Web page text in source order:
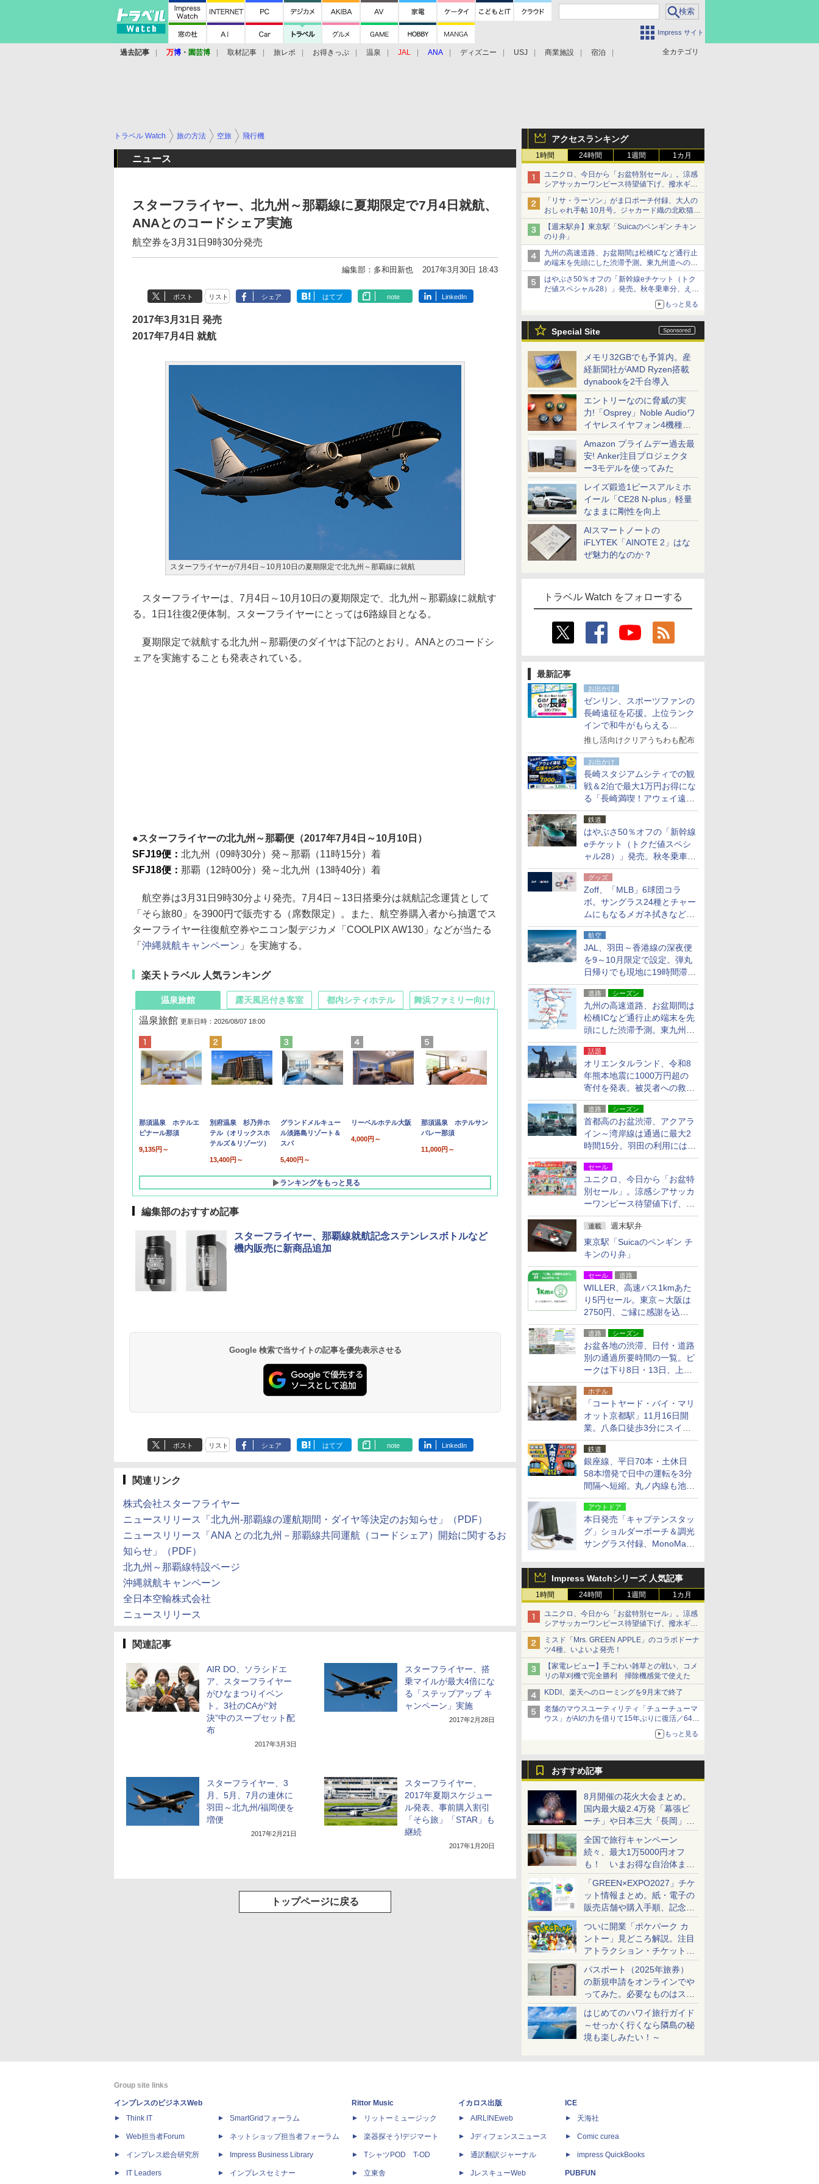
Impress サイト
全カテゴリ
過去記事 万博 ・ 園芸博 取材記事 旅レポ お得きっぷ 温泉 JAL ANA ディズニー USJ 商業施設 宿泊
アクセスランキング
1時間 24時間 1週間 1カ月
ユニクロ、今日から「お盆特別セール」。涼感
シアサッカーワンピース待望値下げ、撥水ギア
ショーツは1990円に
「リサ・ラーソン」がま口ポーチ付録、大人の
おしゃれ手帖 10月号。ジャカード織の北欧猫デ
ザイン
【週末駅弁】東京駅「Suicaのペンギン チキン
のり弁」
九州の高速道路、お盆期間は松橋ICなど通行止
め端末を先頭にした渋滞予測。東九州道への迂
回は料金調整を実施
はやぶさ50％オフの「新幹線eチケット（トク
だ値スペシャル28）」発売。秋冬乗車分、えき
もっと見る
Special Site
メモリ32GBでも予算内。産
経新聞社がAMD Ryzen搭載
dynabookを2千台導入
エントリーなのに脅威の実
力!「Osprey」Noble Audioワ
イヤレスイヤフォン4機種を
一気に聴く
Amazon プライムデー過去最
安! Anker注目プロジェクタ
ー3モデルを使ってみた
レイズ鍛造1ピースアルミホ
イール「CE28 N-plus」軽量
なままに剛性を向上
AIスマートノートの
iFLYTEK「AINOTE 2」はな
ぜ魅力的なのか？
トラベル Watch をフォローする
最新記事
お出かけ
ゼンリン、スポーツファンの
長崎遠征を応援。上位ランク
インで和牛がもらえる
「GO！GO！長崎スタンプラ
推し活向けクリアうちわも配布
お出かけ
長崎スタジアムシティでの観
戦＆2泊で最大1万円お得にな
る「長崎満喫！アウェイ遠征
応援キャンペーン」
鉄道
はやぶさ50％オフの「新幹線
eチケット（トクだ値スペシ
ャル28）」発売。秋冬乗車
分、えきねっと限定
グッズ
Zoff、「MLB」6球団コラ
ボ。サングラス24種とチャー
ムにもなるメガネ拭きなど雑
貨24種
航空
JAL、羽田～香港線の深夜便
を9～10月限定で設定。弾丸
日帰りでも現地に19時間滞在
できる
道路 シーズン
九州の高速道路、お盆期間は
松橋ICなど通行止め端末を先
頭にした渋滞予測。東九州道
への迂回は料金調整を実施
話題
オリエンタルランド、令和8
年熊本地震に1000万円超の
寄付を発表。被災者への救援
活動・復旧支援
道路 シーズン
首都高のお盆渋滞、アクアラ
イン～湾岸線は通過に最大2
時間15分。羽田の利用には
「空港西出口」の利用検討を
セール
ユニクロ、今日から「お盆特
別セール」。涼感シアサッカ
ーワンピース待望値下げ、撥
水ギアショーツは1990円に
連載 週末駅弁
東京駅「Suicaのペンギン チ
キンのり弁」
セール 道路
WILLER、高速バス1kmあた
り5円セール。東京～大阪は
2750円、ご縁に感謝を込め
た20周年記念キャンペーン
道路 シーズン
お盆各地の渋滞、日付・道路
別の通過所要時間の一覧。ピ
ークは下り8日・13日、上り
14日・15日
ホテル
「コートヤード・バイ・マリ
オット京都駅」11月16日開
業。八条口徒歩3分にスイー
ト含む全270室、ダイニング
も併設
鉄道
銀座線、平日70本・土休日
58本増発で日中の運転を3分
間隔へ短縮。丸ノ内線も池袋
～中野坂上を4分間隔に
アウトドア
本日発売「キャプテンスタッ
グ」ショルダーポーチ＆調光
サングラス付録、MonoMax
Impress Watchシリーズ 人気記事
1時間 24時間 1週間 1カ月
ユニクロ、今日から「お盆特別セール」。涼感
シアサッカーワンピース待望値下げ、撥水ギア
ショーツは1990円に
ミスド「Mrs. GREEN APPLE」のコラボドーナ
ツ4種、いよいよ発売！
【家電レビュー】手ごわい雑草との戦い、コメ
リの草刈機で完全勝利 掃除機感覚で使えた
KDDI、楽天へのローミングを9月末で終了
老舗のマウスユーティリティ「チューチューマ
ウス」がAIの力を借りて15年ぶりに復活／64bit
化、Windows 10/11、「Chrome」も走り回
る。復活記念で2026年末まで500円
もっと見る
おすすめ記事
8月開催の花火大会まとめ。
国内最大級2.4万発「幕張ビ
ーチ」や日本三大「長岡」な
ど大型イベント目白押し！
全国で旅行キャンペーン
続々、最大1万5000円オフ
も！ いまお得な自治体まと
め
「GREEN×EXPO2027」チケ
ット情報まとめ。紙・電子の
販売店舗や購入手順、記念チ
ケットも解説
ついに開業「ポケパーク カ
ントー」見どころ解説。注目
アトラクション・チケット手
配・来場前に必要な準備は？
パスポート（2025年旅券）
の新規申請をオンラインでや
ってみた。必要なものはスマ
ホとマイナカードのみ
はじめてのハワイ旅行ガイド
～せっかく行くなら隣島の秘
境も楽しみたい！～
トラベル Watch 旅の方法 空旅 飛行機
ニュース
スターフライヤー、北九州～那覇線に夏期限定で7月4日就航、
ANAとのコードシェア実施
航空券を3月31日9時30分発売
編集部：多和田新也 2017年3月30日 18:43
ポスト リスト シェア はてブ note LinkedIn
2017年3月31日 発売
2017年7月4日 就航
スターフライヤーが7月4日～10月10日の夏期限定で北九州～那覇線に就航
スターフライヤーは、7月4日～10月10日の夏期限定で、北九州～那覇線に就航す
る。1日1往復2便体制。スターフライヤーにとっては6路線目となる。
夏期限定で就航する北九州～那覇便のダイヤは下記のとおり。ANAとのコードシ
ェアを実施することも発表されている。
スターフライヤーの北九州～那覇便（2017年7月4日～10月10日）
SFJ19便： 北九州（09時30分）発～那覇（11時15分）着
SFJ18便： 那覇（12時00分）発～北九州（13時40分）着
航空券は3月31日9時30分より発売。7月4日～13日搭乗分は就航記念運賃として
「そら旅80」を3900円で販売する（席数限定）。また、航空券購入者から抽選でス
ターフライヤー往復航空券やニコン製デジカメ「COOLPIX AW130」などが当たる
「 沖縄就航キャンペーン 」を実施する。
楽天トラベル 人気ランキング
温泉旅館
温泉旅館 更新日時：2026/08/07 18:00
那須温泉 ホテルエ
ピナール那須
9,135円～
別府温泉 杉乃井ホ
テル（オリックスホ
テルズ＆リゾーツ）
13,400円～
グランドメルキュー
ル淡路島リゾート＆
スパ
5,400円～
リーベルホテル大阪
4,000円～
那須温泉 ホテルサン
バレー那須
11,000円～
ランキングをもっと見る
露天風呂付き客室
10,450円～
19,541円～
都内シティホテル 舞浜ファミリー向け
7,950円～
5,758円～
編集部のおすすめ記事
スターフライヤー、那覇線就航記念ステンレスボトルなど
機内販売に新商品追加
Google 検索で当サイトの記事を優先表示させる
ポスト リスト シェア はてブ note LinkedIn
関連リンク
株式会社スターフライヤー
ニュースリリース「北九州-那覇線の運航期間・ダイヤ等決定のお知らせ」（PDF）
ニュースリリース「ANA との北九州－那覇線共同運航（コードシェア）開始に関するお
知らせ」（PDF）
北九州～那覇線特設ページ
沖縄就航キャンペーン
全日本空輸株式会社
ニュースリリース
関連記事
AIR DO、ソラシドエ
ア、スターフライヤー
がひなまつりイベン
ト。3社のCAが“対
決”中のスープセット配
布
2017年3月3日
スターフライヤー、搭
乗マイルが最大4倍にな
る「ステップアップ キ
ャンペーン」実施
2017年2月28日
スターフライヤー、3
月、5月、7月の連休に
羽田～北九州/福岡便を
増便
2017年2月21日
スターフライヤー、
2017年夏期スケジュー
ル発表、事前購入割引
「そら旅」「STAR」も
継続
2017年1月20日
トップページに戻る
Group site links
インプレスのビジネスWeb
Think IT
Web担当者Forum
インプレス総合研究所
IT Leaders
SmartGridフォーラム
ネットショップ担当者フォーラム
Impress Business Library
インプレスセミナー
Rittor Music
リットーミュージック
楽器探そう!デジマート
TシャツPOD T-OD
立東舎
イカロス出版
AIRLINEweb
Jディフェンスニュース
通訳翻訳ジャーナル
JレスキューWeb
ICE
天海社
Comic curea
impress QuickBooks
PUBFUN